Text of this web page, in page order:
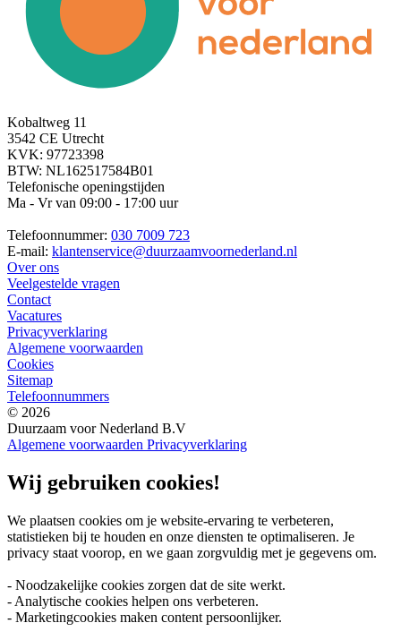
Kobaltweg 11
3542 CE Utrecht
KVK: 97723398
BTW: NL162517584B01
Telefonische openingstijden
Ma - Vr van 09:00 - 17:00 uur
Telefoonnummer: 030 7009 723
E-mail: klantenservice@duurzaamvoornederland.nl
Over ons
Veelgestelde vragen
Contact
Vacatures
Privacyverklaring
Algemene voorwaarden
Cookies
Sitemap
Telefoonnummers
© 2026
Duurzaam voor Nederland B.V
Algemene voorwaarden Privacyverklaring
Wij gebruiken cookies!
We plaatsen cookies om je website-ervaring te verbeteren,
statistieken bij te houden en onze diensten te optimaliseren. Je
privacy staat voorop, en we gaan zorgvuldig met je gegevens om.
- Noodzakelijke cookies zorgen dat de site werkt.
- Analytische cookies helpen ons verbeteren.
- Marketingcookies maken content persoonlijker.